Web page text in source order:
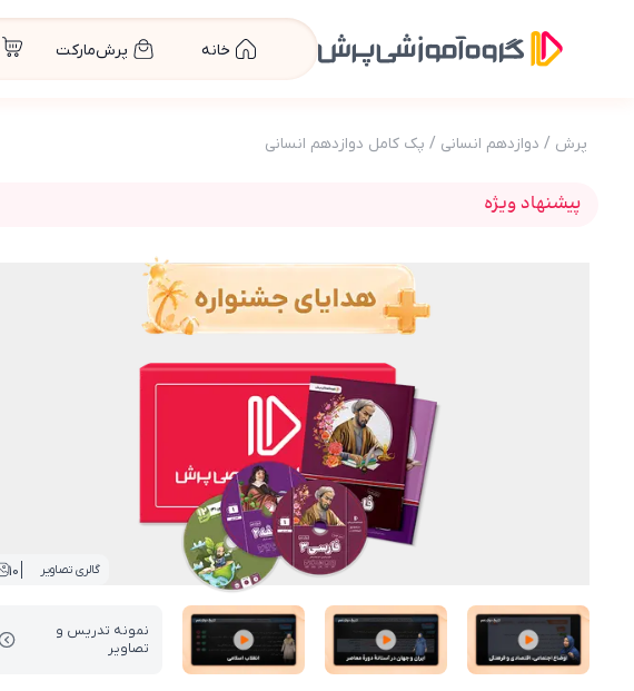
خانه پرش‌مارکت
پرش / دوازدهم انسانی / پک کامل دوازدهم انسانی
پیشنهاد ویژه
عکس محصول بسته کامل معلم خصوصی دوازدهم انسانی (کتاب , VOD با DVD)
گالری تصاویر 10
نمونه تدریس‌ و
تصاویر